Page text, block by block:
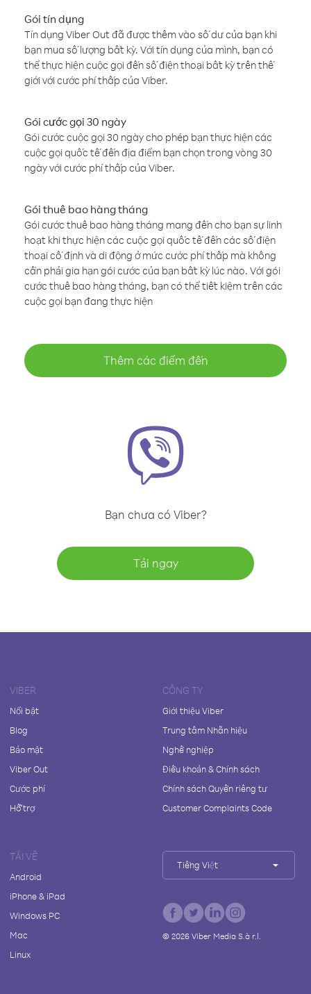
Gói tín dụng
Tín dụng Viber Out đã được thêm vào số dư của bạn khi
bạn mua số lượng bất kỳ. Với tín dụng của mình, bạn có
thể thực hiện cuộc gọi đến số điện thoại bất kỳ trên thế
giới với cước phí thấp của Viber.
Gói cước gọi 30 ngày
Gói cước cuộc gọi 30 ngày cho phép bạn thực hiện các
cuộc gọi quốc tế đến địa điểm bạn chọn trong vòng 30
ngày với cước phí thấp của Viber.
Gói thuê bao hàng tháng
Gói cước thuê bao hàng tháng mang đến cho bạn sự linh
hoạt khi thực hiện các cuộc gọi quốc tế đến các số điện
thoại cố định và di động ở mức cước phí thấp mà không
cần phải gia hạn gói cước của bạn bất kỳ lúc nào. Với gói
cước thuê bao hàng tháng, bạn có thể tiết kiệm trên các
cuộc gọi bạn đang thực hiện
Thêm các điểm đến
Bạn chưa có Viber?
Tải ngay
VIBER
Nổi bật
Blog
Bảo mật
Viber Out
Cước phí
Hỗ trợ
CÔNG TY
Giới thiệu Viber
Trung tâm Nhãn hiệu
Nghề nghiệp
Điều khoản & Chính sách
Chính sách Quyền riêng tư
Customer Complaints Code
TẢI VỀ
Android
iPhone & iPad
Windows PC
Mac
Linux
Tiếng Việt
© 2026Viber Media S.à r.l.